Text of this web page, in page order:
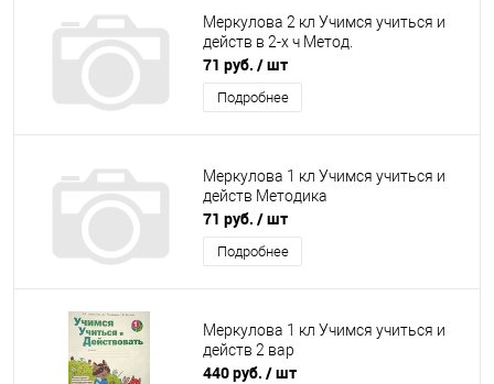
Меркулова 2 кл Учимся учиться и
действ в 2-х ч Метод.
71 руб. / шт
Подробнее
Меркулова 1 кл Учимся учиться и
действ Методика
71 руб. / шт
Подробнее
Меркулова 1 кл Учимся учиться и
действ 2 вар
440 руб. / шт